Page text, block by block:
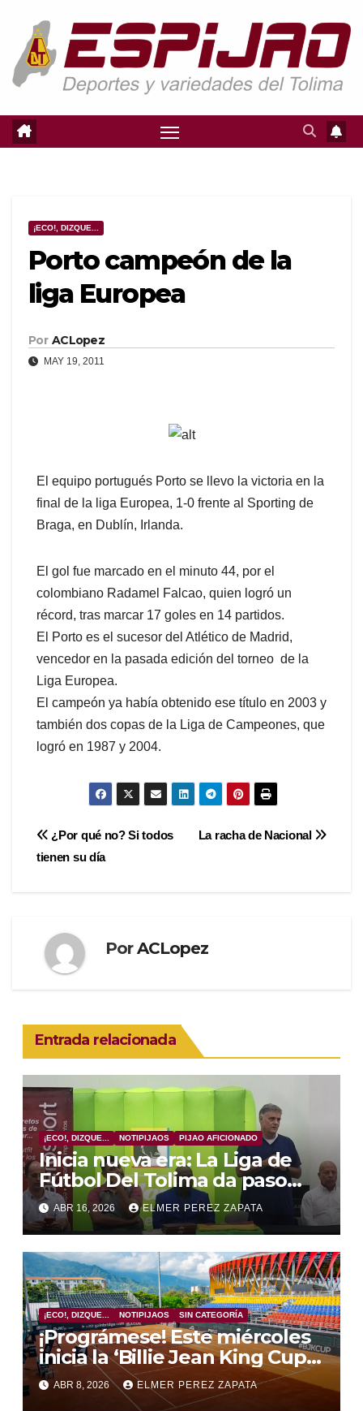
contenido
¡ECO!, DIZQUE...
Porto campeón de la
liga Europea
Por ACLopez
MAY 19, 2011
El equipo portugués Porto se llevo la victoria en la
final de la liga Europea, 1-0 frente al Sporting de
Braga, en Dublín, Irlanda.
El gol fue marcado en el minuto 44, por el
colombiano Radamel Falcao, quien logró un
récord, tras marcar 17 goles en 14 partidos.
El Porto es el sucesor del Atlético de Madrid,
vencedor en la pasada edición del torneo de la
Liga Europea.
El campeón ya había obtenido ese título en 2003 y
también dos copas de la Liga de Campeones, que
logró en 1987 y 2004.
Navegación
La racha de Nacional
¿Por qué no? Si todos
tienen su día
PorACLopez
Entrada relacionada
¡ECO!, DIZQUE... NOTIPIJAOS PIJAO AFICIONADO
Inicia nueva era: La Liga de
Fútbol Del Tolima da paso
gigante, firma convenio para
cancha y sede
ABR 16, 2026 ELMER PEREZ ZAPATA
¡ECO!, DIZQUE... NOTIPIJAOS SIN CATEGORÍA
¡Prográmese! Este miércoles
inicia la ‘Billie Jean King Cup’
en el Complejo de Raquetas
del Parque Deportivo
ABR 8, 2026 ELMER PEREZ ZAPATA